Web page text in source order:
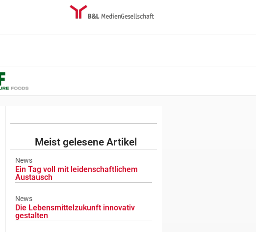
Meist gelesene Artikel
News
Ein Tag voll mit leidenschaftlichem
Austausch
News
Die Lebensmittelzukunft innovativ
gestalten